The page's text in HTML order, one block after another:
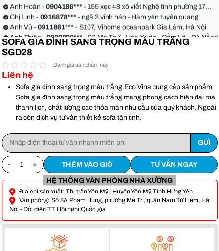
Anh Hoàn - 0904186*** - 155 xẹc 48 xô viết Nghệ tĩnh phường 17
quận Bình Thạnh
Chị Linh - 0916878***
- ngã 3 vĩnh hảo - Hàm yên tuyên quang
Anh Vũ - 0911861*** - S107, Vihome oceanpark Gia Lâm, Hà Nội
Anh Thiện - 0929090*** - 23 Mẹ Thứ - Hòa Xuân - Cẩm Lệ - Đà Nẵng
Chị Hoa -0988068***- 56 Nguyễn Khang, Cầu Giấy
Anh Việt -
Anh Hoàn - 0904186***- 155 xẹc 48 xô viết Nghệ tĩnh phường 17
quận Bình Thạnh
Chị Linh -
Anh Vũ -0911861***- S107, Vihome oceanpark Gia Lâm, Hà Nội
SOFA GIA ĐÌNH SANG TRỌNG MÀU TRẮNG
SGD28
Đánh giá sản phẩm này
Liên hệ
Sofa gia đình sang trọng màu trắng.Eco Vina cung cấp sản phẩm
Sofa gia đình sang trọng màu trắng mang phong cách hiện đại mà
thanh lịch, chất lượng cao thỏa mãn nhu cầu của quý khách. Ngoài
ra còn dịch vụ tư vấn thiết kế sofa tận tình.
- + THÊM VÀO GIỎ TƯ VẤN NGAY
HỆ THỐNG VĂN PHÒNG NHÀ XƯỞNG
Địa chỉ sản xuất: Thị trấn Yên Mỹ , Huyện Yên Mỹ, Tỉnh Hưng Yên
Văn phòng: Số 8A Phạm Hùng, phường Mễ Trì, quận Nam Từ Liêm, Hà
Nội - Đối diện TT Hội nghị Quốc gia